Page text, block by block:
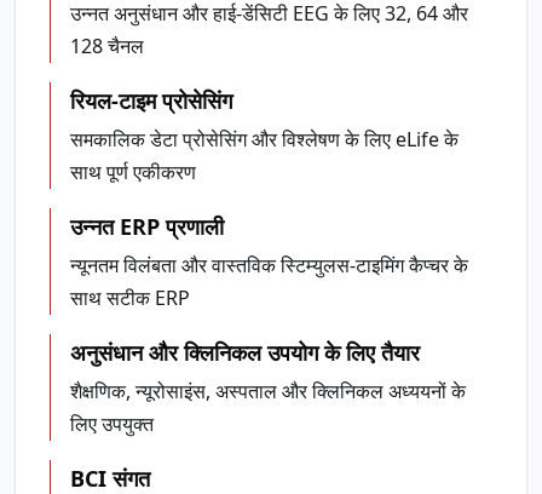
उन्नत अनुसंधान और हाई-डेंसिटी EEG के लिए 32, 64 और
128 चैनल
रियल-टाइम प्रोसेसिंग
समकालिक डेटा प्रोसेसिंग और विश्लेषण के लिए eLife के
साथ पूर्ण एकीकरण
उन्नत ERP प्रणाली
न्यूनतम विलंबता और वास्तविक स्टिम्युलस-टाइमिंग कैप्चर के
साथ सटीक ERP
अनुसंधान और क्लिनिकल उपयोग के लिए तैयार
शैक्षणिक, न्यूरोसाइंस, अस्पताल और क्लिनिकल अध्ययनों के
लिए उपयुक्त
BCI संगत